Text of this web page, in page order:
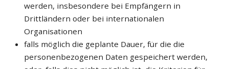
werden, insbesondere bei Empfängern in
Drittländern oder bei internationalen
Organisationen
falls möglich die geplante Dauer, für die die
personenbezogenen Daten gespeichert werden,